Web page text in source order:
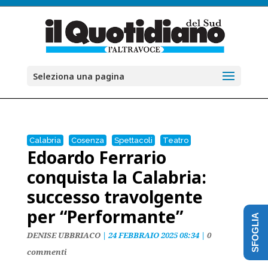
Seleziona una pagina
Calabria Cosenza Spettacoli Teatro
Edoardo Ferrario
conquista la Calabria:
successo travolgente
per “Performante”
DENISE UBBRIACO| 24 FEBBRAIO 2025 08:34| 0
commenti
SFOGLIA